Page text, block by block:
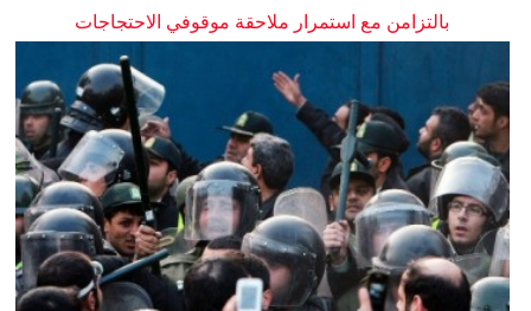
بالتزامن مع استمرار ملاحقة موقوفي الاحتجاجات